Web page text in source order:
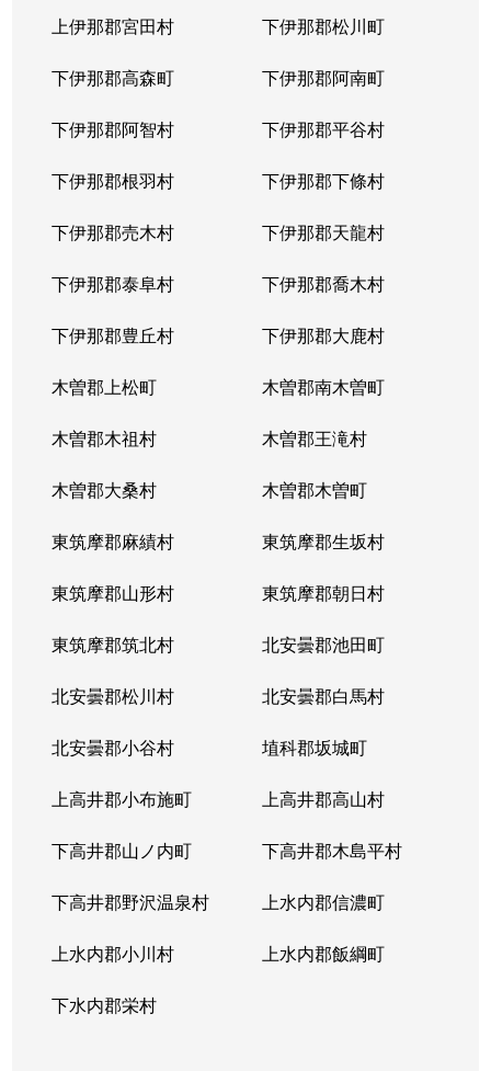
上伊那郡宮田村 下伊那郡松川町
下伊那郡高森町 下伊那郡阿南町
下伊那郡阿智村 下伊那郡平谷村
下伊那郡根羽村 下伊那郡下條村
下伊那郡売木村 下伊那郡天龍村
下伊那郡泰阜村 下伊那郡喬木村
下伊那郡豊丘村 下伊那郡大鹿村
木曽郡上松町 木曽郡南木曽町
木曽郡木祖村 木曽郡王滝村
木曽郡大桑村 木曽郡木曽町
東筑摩郡麻績村 東筑摩郡生坂村
東筑摩郡山形村 東筑摩郡朝日村
東筑摩郡筑北村 北安曇郡池田町
北安曇郡松川村 北安曇郡白馬村
北安曇郡小谷村 埴科郡坂城町
上高井郡小布施町 上高井郡高山村
下高井郡山ノ内町 下高井郡木島平村
下高井郡野沢温泉村 上水内郡信濃町
上水内郡小川村 上水内郡飯綱町
下水内郡栄村